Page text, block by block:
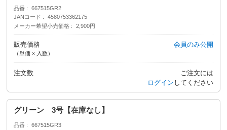
品番
667515GR2
JANコード
4580753362175
メーカー希望小売価格
2,900円
販売価格
（単価 × 入数）
会員のみ公開
注文数
ご注文には
ログイン してください
グリーン 3号【在庫なし】
品番
667515GR3